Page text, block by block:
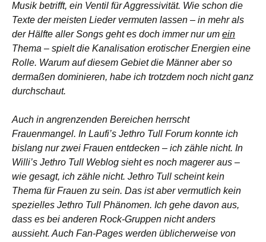
Musik betrifft, ein Ventil für Aggressivität. Wie schon die
Texte der meisten Lieder vermuten lassen – in mehr als
der Hälfte aller Songs geht es doch immer nur um ein
Thema – spielt die Kanalisation erotischer Energien eine
Rolle. Warum auf diesem Gebiet die Männer aber so
dermaßen dominieren, habe ich trotzdem noch nicht ganz
durchschaut.
Auch in angrenzenden Bereichen herrscht
Frauenmangel. In Laufi’s Jethro Tull Forum konnte ich
bislang nur zwei Frauen entdecken – ich zähle nicht. In
Willi’s Jethro Tull Weblog sieht es noch magerer aus –
wie gesagt, ich zähle nicht. Jethro Tull scheint kein
Thema für Frauen zu sein. Das ist aber vermutlich kein
spezielles Jethro Tull Phänomen. Ich gehe davon aus,
dass es bei anderen Rock-Gruppen nicht anders
aussieht. Auch Fan-Pages werden üblicherweise von